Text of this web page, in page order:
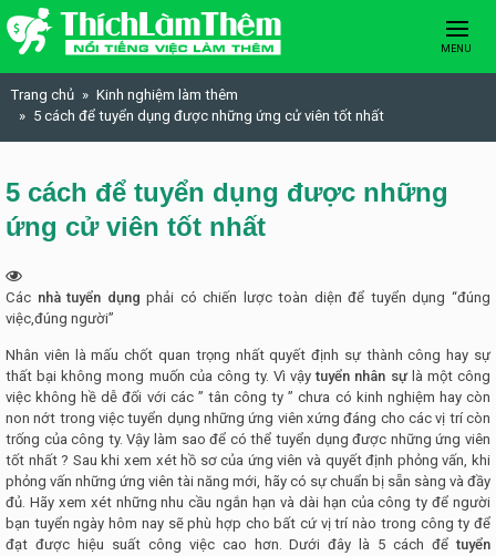
Skip to content
MENU
Trang chủ
Kinh nghiệm làm thêm
5 cách để tuyển dụng được những ứng cử viên tốt nhất
5 cách để tuyển dụng được những
ứng cử viên tốt nhất
Các nhà tuyển dụng phải có chiến lược toàn diện để tuyển dụng “đúng
việc,đúng người”
Nhân viên là mấu chốt quan trọng nhất quyết định sự thành công hay sự
thất bại không mong muốn của công ty. Vì vậytuyển nhân sựlà một công
việc không hề dễ đối với các ” tân công ty ” chưa có kinh nghiệm hay còn
non nớt trong việc tuyển dụng những ứng viên xứng đáng cho các vị trí còn
trống của công ty. Vậy làm sao để có thể tuyển dụng được những ứng viên
tốt nhất ? Sau khi xem xét hồ sơ của ứng viên và quyết định phỏng vấn, khi
phỏng vấn những ứng viên tài năng mới, hãy có sự chuẩn bị sẵn sàng và đầy
đủ. Hãy xem xét những nhu cầu ngắn hạn và dài hạn của công ty để người
bạn tuyển ngày hôm nay sẽ phù hợp cho bất cứ vị trí nào trong công ty để
đạt được hiệu suất công việc cao hơn. Dưới đây là 5 cách đểtuyển